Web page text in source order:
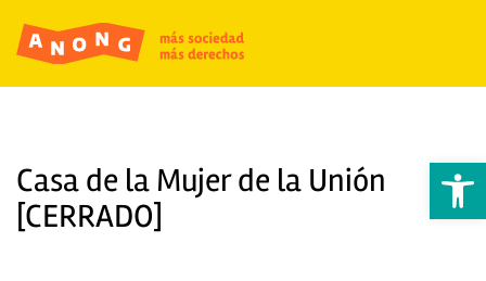
Abrir
Casa de la Mujer de la Unión
[CERRADO]